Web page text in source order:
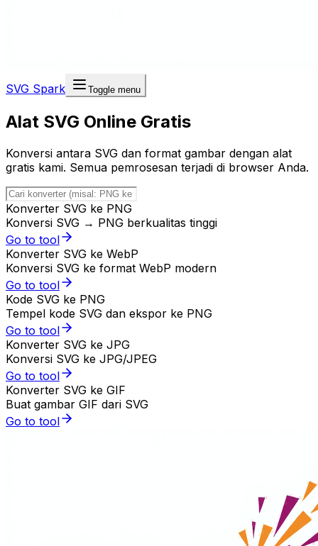
SVG Spark Toggle menu
Alat SVG Online Gratis
Konversi antara SVG dan format gambar dengan alat
gratis kami. Semua pemrosesan terjadi di browser Anda.
Konverter SVG ke PNG
Konversi SVG → PNG berkualitas tinggi
Go to tool
Konverter SVG ke WebP
Konversi SVG ke format WebP modern
Go to tool
Kode SVG ke PNG
Tempel kode SVG dan ekspor ke PNG
Go to tool
Konverter SVG ke JPG
Konversi SVG ke JPG/JPEG
Go to tool
Konverter SVG ke GIF
Buat gambar GIF dari SVG
Go to tool